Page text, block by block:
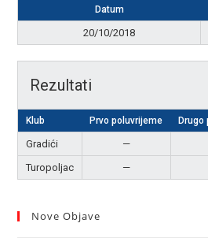
Datum
20/10/2018
Rezultati
Klub Prvo poluvrijeme Drugo
Gradići —
Turopoljac
—
Nove Objave